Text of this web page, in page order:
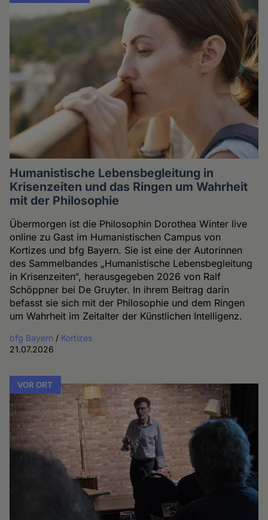
Humanistische Lebensbegleitung in
Krisenzeiten und das Ringen um Wahrheit
mit der Philosophie
Übermorgen ist die Philosophin Dorothea Winter live
online zu Gast im Humanistischen Campus von
Kortizes und bfg Bayern. Sie ist eine der Autorinnen
des Sammelbandes „Humanistische Lebensbegleitung
in Krisenzeiten“, herausgegeben 2026 von Ralf
Schöppner bei De Gruyter. In ihrem Beitrag darin
befasst sie sich mit der Philosophie und dem Ringen
um Wahrheit im Zeitalter der Künstlichen Intelligenz.
bfg Bayern / Kortizes
21.07.2026
VOR ORT